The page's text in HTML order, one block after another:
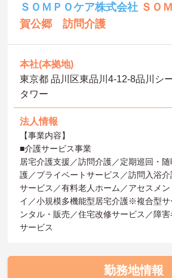
ＳＯＭＰＯケア株式会社 ＳＯ
賀公郷 訪問介護
本社(本拠地)
東京都 品川区東品川4-12-8品川シ
タワー
法人情報
【事業内容】
■介護サービス事業
居宅介護支援／訪問介護／定期巡回・
護／プライベートサービス／訪問入浴
サービス／有料老人ホーム／アセスメ
イ／小規模多機能型居宅介護※複合型サ
ンタル・販売／住宅改修サービス／障
サービス
勤務地情報